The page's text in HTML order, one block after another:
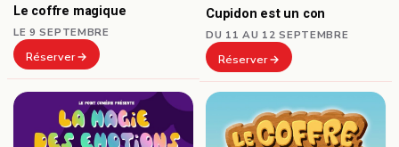
Le coffre magique
LE 9 SEPTEMBRE
Réserver
Cupidon est un con
DU 11 AU 12 SEPTEMBRE
Réserver